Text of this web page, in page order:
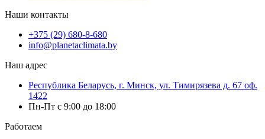
Наши контакты
+375 (29) 680-8-680
info@planetaclimata.by
Наш адрес
Республика Беларусь, г. Минск, ул. Тимирязева д. 67 оф.
1422
Пн-Пт с 9:00 до 18:00
Работаем